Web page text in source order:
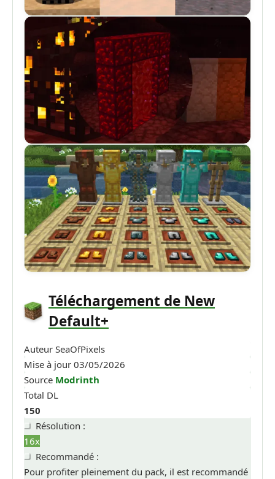
Téléchargement de New
Default+
Auteur SeaOfPixels
Mise à jour 03/05/2026
Source Modrinth
Total DL
150
Résolution :
16x
Recommandé :
Pour profiter pleinement du pack, il est recommandé